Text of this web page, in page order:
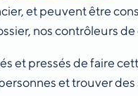
et peuvent être
nos contrôleurs
et pressés de faire
et trouver